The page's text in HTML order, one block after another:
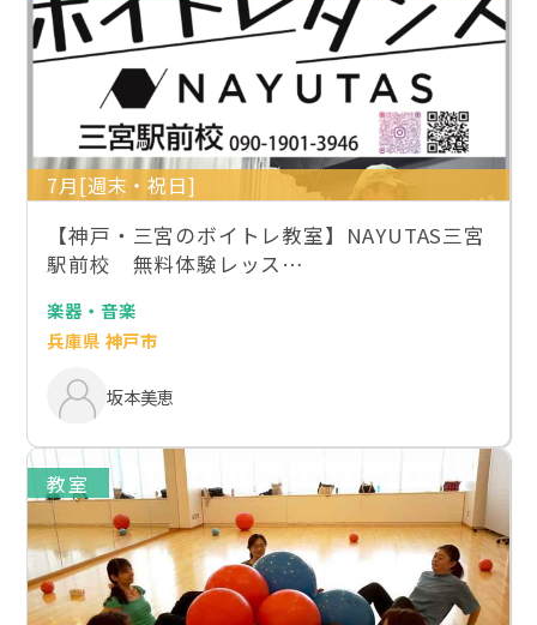
7月[週末・祝日]
【神戸・三宮のボイトレ教室】NAYUTAS三宮
駅前校 無料体験レッス…
楽器・音楽
兵庫県 神戸市
坂本美恵
教室